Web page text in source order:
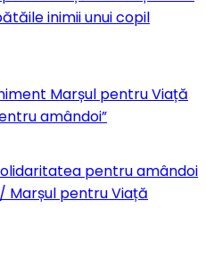
inimii unui copil
Marșul pentru Viață
amândoi”
pentru amândoi
Marșul pentru Viață